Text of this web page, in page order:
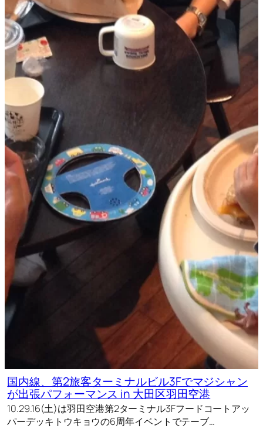
国内線、第2旅客ターミナルビル3Fでマジシャン
が出張パフォーマンス in 大田区羽田空港
10.29.16(土)は羽田空港第2ターミナル3Fフードコートアッ
パーデッキトウキョウの6周年イベントでテーブ…